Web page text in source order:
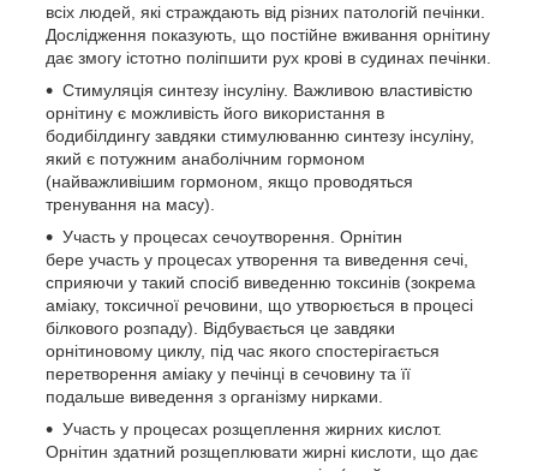
всіх людей, які страждають від різних патологій печінки.
Дослідження показують, що постійне вживання орнітину
дає змогу істотно поліпшити рух крові в судинах печінки.
Стимуляція синтезу інсуліну. Важливою властивістю
орнітину є можливість його використання в
бодибілдингу завдяки стимулюванню синтезу інсуліну,
який є потужним анаболічним гормоном
(найважливішим гормоном, якщо проводяться
тренування на масу).
Участь у процесах сечоутворення. Орнітин
бере участь у процесах утворення та виведення сечі,
сприяючи у такий спосіб виведенню токсинів (зокрема
аміаку, токсичної речовини, що утворюється в процесі
білкового розпаду). Відбувається це завдяки
орнітиновому циклу, під час якого спостерігається
перетворення аміаку у печінці в сечовину та її
подальше виведення з організму нирками.
Участь у процесах розщеплення жирних кислот.
Орнітин здатний розщеплювати жирні кислоти, що дає